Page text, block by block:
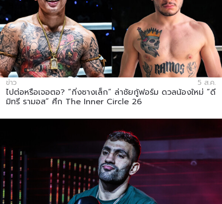
ข่าว 5 ส.ค.
ไปต่อหรือเจอตอ? “กิ่งซางเล็ก” ล่าชัยกู้ฟอร์ม ดวลน้องใหม่ “ดี
มิทรี รามอส” ศึก The Inner Circle 26